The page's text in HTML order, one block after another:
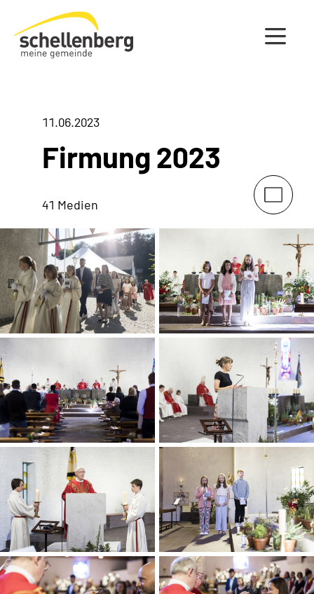
Gemeinde Schellenberg Startseite
11.06.2023
Firmung 2023
41 Medien